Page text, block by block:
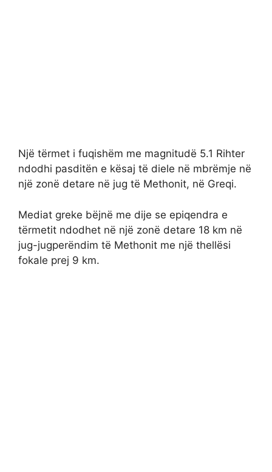
Një tërmet i fuqishëm me magnitudë 5.1 Rihter
ndodhi pasditën e kësaj të diele në mbrëmje në
një zonë detare në jug të Methonit, në Greqi.
Mediat greke bëjnë me dije se epiqendra e
tërmetit ndodhet në një zonë detare 18 km në
jug-jugperëndim të Methonit me një thellësi
fokale prej 9 km.